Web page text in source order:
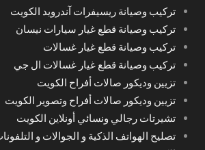
تركيب وصيانة ريسيفرات آندرويد الكويت
تركيب وصيانة قطع غيار سيارات نيسان
تركيب وصيانة قطع غيار غسالات
تركيب وصيانة قطع غيار غسالات ال جي
تزيين وديكور صالات أفراح الكويت
تزيين وديكور صالات أفراح وتصوير الكويت
تشيرتات رجالي ونسائي أونلاين الكويت
تصليح الهواتف الذكية و الجوالات و